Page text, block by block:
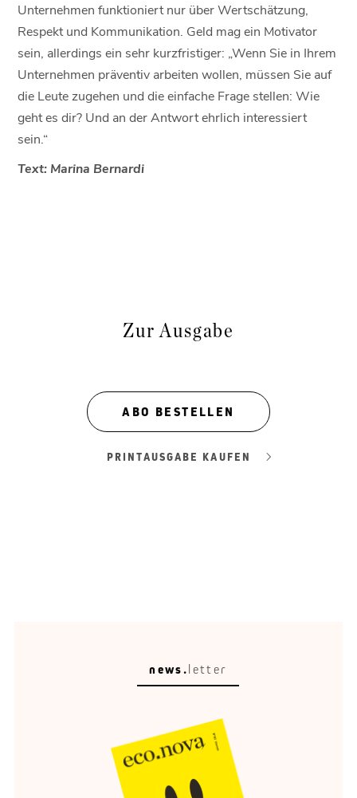
Unternehmen funktioniert nur über Wertschätzung,
Respekt und Kommunikation. Geld mag ein Motivator
sein, allerdings ein sehr kurzfristiger: „Wenn Sie in Ihrem
Unternehmen präventiv arbeiten wollen, müssen Sie auf
die Leute zugehen und die einfache Frage stellen: Wie
geht es dir? Und an der Antwort ehrlich interessiert
sein.“
Text: Marina Bernardi
Zur Ausgabe
ABO BESTELLEN
PRINTAUSGABE KAUFEN
news.letter